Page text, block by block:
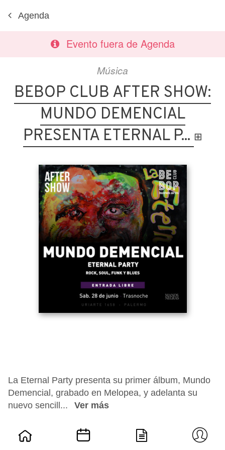
Agenda
Evento fuera de Agenda
Música
BEBOP CLUB AFTER SHOW:
MUNDO DEMENCIAL
PRESENTA ETERNAL P... ⊞
La Eternal Party presenta su primer álbum, Mundo
Demencial, grabado en Melopea, y adelanta su
nuevo sencill...
Ver más